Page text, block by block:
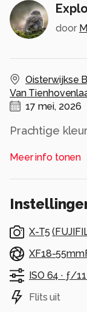
door
Oisterwijkse
Van
17 mei, 2026
Prachtige
Meer info tonen
X-T5 (
XF18-
ISO 64 · ƒ/11
Flits uit